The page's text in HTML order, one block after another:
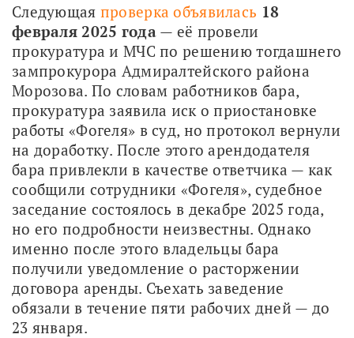
Следующая проверка объявилась 18
февраля 2025 года — её провели
прокуратура и МЧС по решению тогдашнего
зампрокурора Адмиралтейского района
Морозова. По словам работников бара,
прокуратура заявила иск о приостановке
работы «Фогеля» в суд, но протокол вернули
на доработку. После этого арендодателя
бара привлекли в качестве ответчика — как
сообщили сотрудники «Фогеля», судебное
заседание состоялось в декабре 2025 года,
но его подробности неизвестны. Однако
именно после этого владельцы бара
получили уведомление о расторжении
договора аренды. Съехать заведение
обязали в течение пяти рабочих дней — до
23 января.